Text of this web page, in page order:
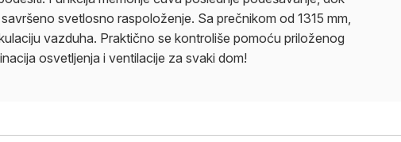
svetlosno raspoloženje. Sa prečnikom od 1315 mm,
vazduha. Praktično se kontroliše pomoću priloženog
osvetljenja i ventilacije za svaki dom!